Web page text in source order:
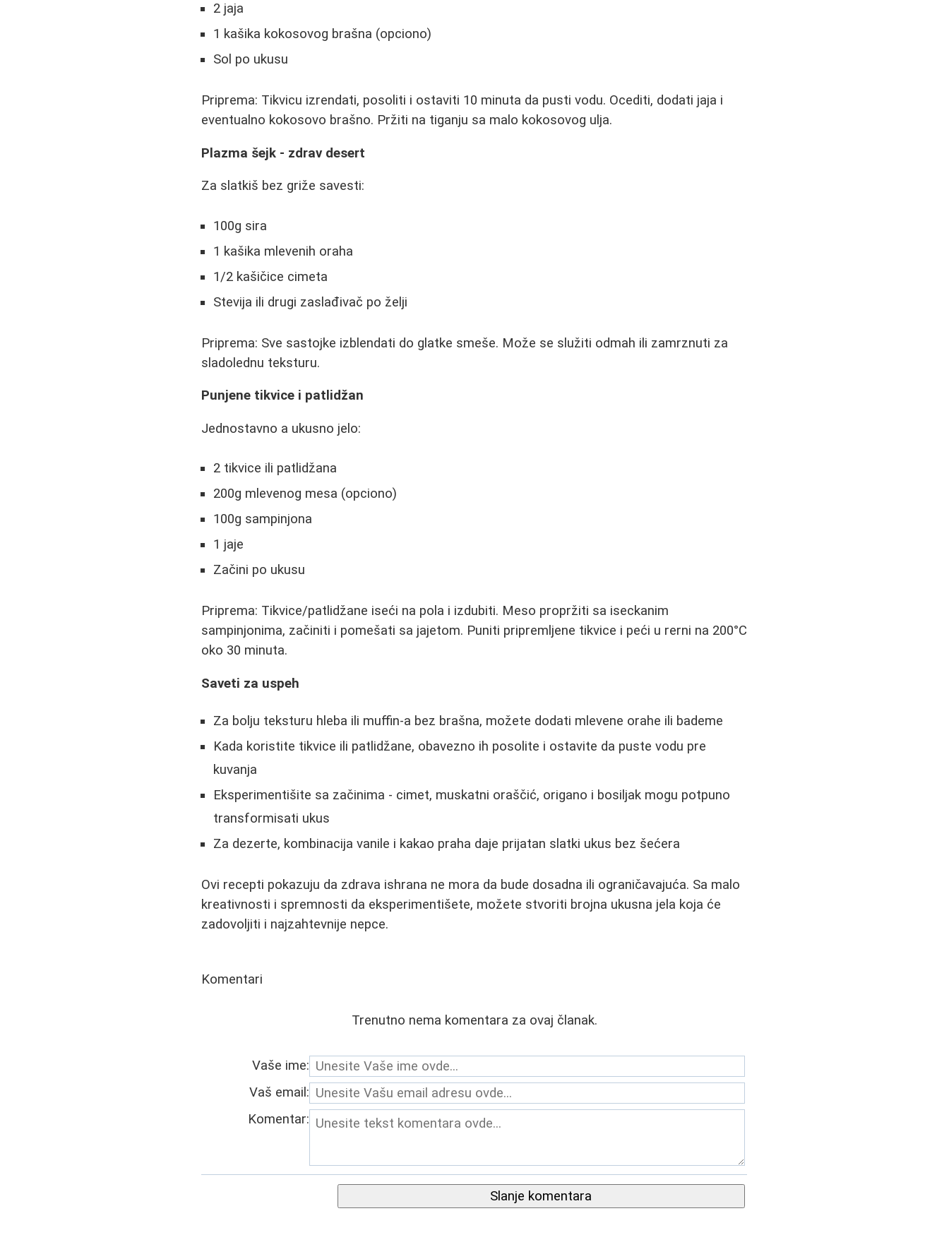
2 jaja
1 kašika kokosovog brašna (opciono)
Sol po ukusu
Priprema: Tikvicu izrendati, posoliti i ostaviti 10 minuta da pusti vodu. Ocediti, dodati jaja i
eventualno kokosovo brašno. Pržiti na tiganju sa malo kokosovog ulja.
Plazma šejk - zdrav desert
Za slatkiš bez griže savesti:
100g sira
1 kašika mlevenih oraha
1/2 kašičice cimeta
Stevija ili drugi zaslađivač po želji
Priprema: Sve sastojke izblendati do glatke smeše. Može se služiti odmah ili zamrznuti za
sladolednu teksturu.
Punjene tikvice i patlidžan
Jednostavno a ukusno jelo:
2 tikvice ili patlidžana
200g mlevenog mesa (opciono)
100g sampinjona
1 jaje
Začini po ukusu
Priprema: Tikvice/patlidžane iseći na pola i izdubiti. Meso propržiti sa iseckanim
sampinjonima, začiniti i pomešati sa jajetom. Puniti pripremljene tikvice i peći u rerni na 200°C
oko 30 minuta.
Saveti za uspeh
Za bolju teksturu hleba ili muffin-a bez brašna, možete dodati mlevene orahe ili bademe
Kada koristite tikvice ili patlidžane, obavezno ih posolite i ostavite da puste vodu pre
kuvanja
Eksperimentišite sa začinima - cimet, muskatni oraščić, origano i bosiljak mogu potpuno
transformisati ukus
Za dezerte, kombinacija vanile i kakao praha daje prijatan slatki ukus bez šećera
Ovi recepti pokazuju da zdrava ishrana ne mora da bude dosadna ili ograničavajuća. Sa malo
kreativnosti i spremnosti da eksperimentišete, možete stvoriti brojna ukusna jela koja će
zadovoljiti i najzahtevnije nepce.
Komentari
Trenutno nema komentara za ovaj članak.
Vaše ime:
Vaš email:
Komentar:
Slanje komentara